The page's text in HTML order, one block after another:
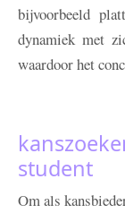
bijvoorbeeld
dynamiek met
waardoor het
student
Om als